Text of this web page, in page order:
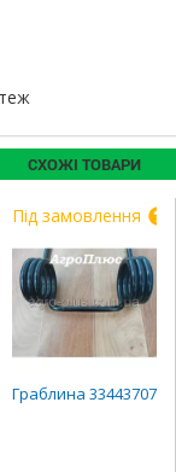
СХОЖІ ТОВАРИ
Під замовлення
Граблина 33443707